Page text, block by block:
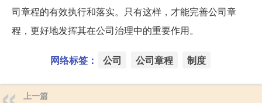
司章程的有效执行和落实。只有这样，才能完善公司章
程，更好地发挥其在公司治理中的重要作用。
网络标签： 公司 公司章程 制度
上一篇